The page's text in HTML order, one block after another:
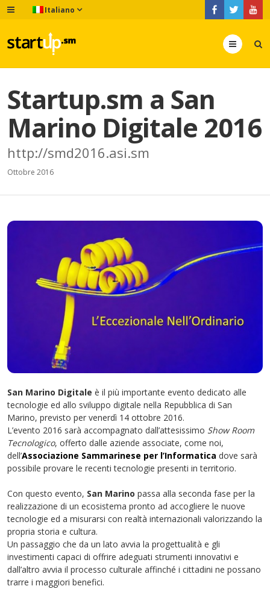
Italiano
Menu
Startup.sm a San
Marino Digitale 2016
http://smd2016.asi.sm
Ottobre 2016
San Marino Digitale è il più importante evento dedicato alle
tecnologie ed allo sviluppo digitale nella Repubblica di San
Marino, previsto per venerdì 14 ottobre 2016.
L’evento 2016 sarà accompagnato dall’attesissimo Show Room
Tecnologico, offerto dalle aziende associate, come noi,
dell’Associazione Sammarinese per l’Informatica dove sarà
possibile provare le recenti tecnologie presenti in territorio.
Con questo evento, San Marino passa alla seconda fase per la
realizzazione di un ecosistema pronto ad accogliere le nuove
tecnologie ed a misurarsi con realtà internazionali valorizzando la
propria storia e cultura.
Un passaggio che da un lato avvia la progettualità e gli
investimenti capaci di offrire adeguati strumenti innovativi e
dall’altro avvia il processo culturale affinché i cittadini ne possano
trarre i maggiori benefici.